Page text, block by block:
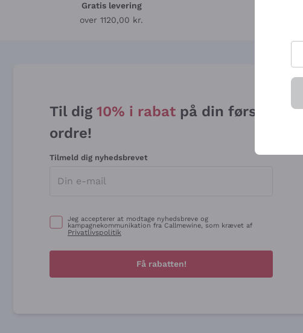
Gratis levering
over 1120,00 kr.
Til dig 10% i rabat på din første
ordre!
Tilmeld dig nyhedsbrevet
Jeg accepterer at modtage nyhedsbreve og
kampagnekommunikation fra Callmewine, som krævet af
Privatlivspolitik
Få rabatten!